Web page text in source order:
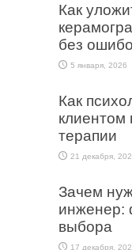
Как
без
5 января, 2026
Как
клиентом
терапии
21 декабря,
Зачем
инженер:
выбора
17 декабря,